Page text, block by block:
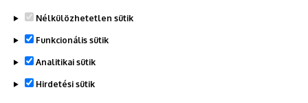
Nélkülözhetetlen sütik
Funkcionális sütik
Analitikai sütik
Hirdetési sütik